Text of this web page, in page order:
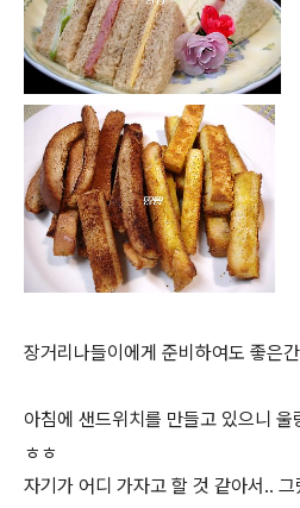
장거리나들이에게 준비하여도 좋은
아침에 샌드위치를 만들고 있으니
ㅎㅎ
자기가 어디 가자고 할 것 같아서.. 그